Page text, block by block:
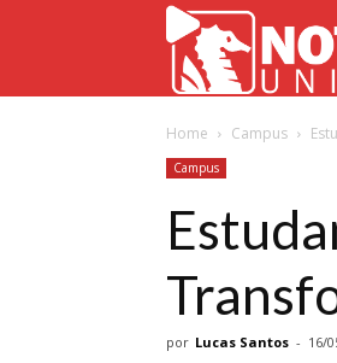
Home Campus
Campus
por Lucas Santos - 16/